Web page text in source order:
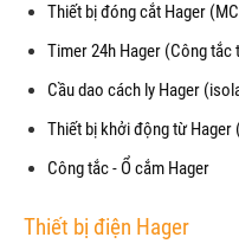
Thiết bị đóng cắt Hager
Timer 24h Hager (Công tắc
Cầu dao cách ly Hager
Thiết bị khởi động từ
Công tắc - Ổ cắm Hager
Thiết bị điện Hager